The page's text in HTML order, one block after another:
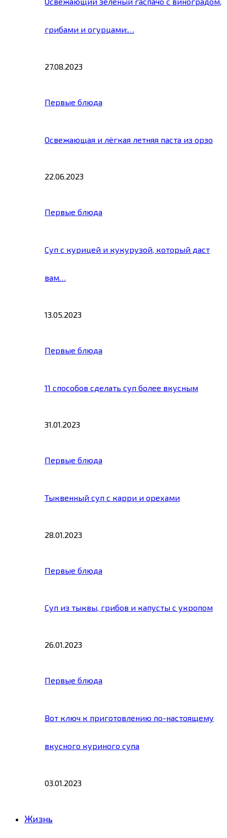
грибами и огурцами:…
27.08.2023
Первые блюда
Освежающая и лёгкая летняя паста из орзо
22.06.2023
Первые блюда
Суп с курицей и кукурузой, который даст
вам…
13.05.2023
Первые блюда
11 способов сделать суп более вкусным
31.01.2023
Первые блюда
Тыквенный суп с карри и орехами
28.01.2023
Первые блюда
Суп из тыквы, грибов и капусты с укропом
26.01.2023
Первые блюда
Вот ключ к приготовлению по-настоящему
вкусного куриного супа
03.01.2023
Жизнь